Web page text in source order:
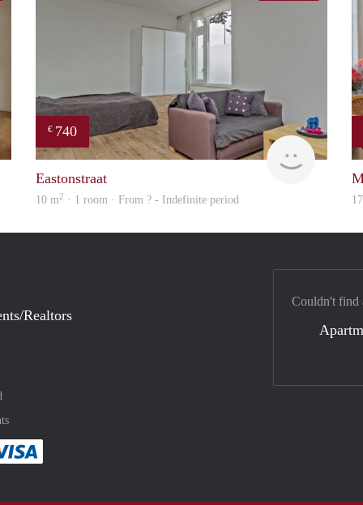
finder
€ 740
Woning
Eastonstraat
10 m2 · 1 room · From ? - Indefinite period
Realtors
method
with :payment method
Couldn't find